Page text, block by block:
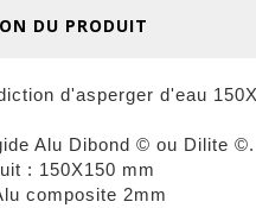
DU PRODUIT
d'asperger d'eau
Alu Dibond © ou Dilite ©.
: 150X150 mm
composite 2mm